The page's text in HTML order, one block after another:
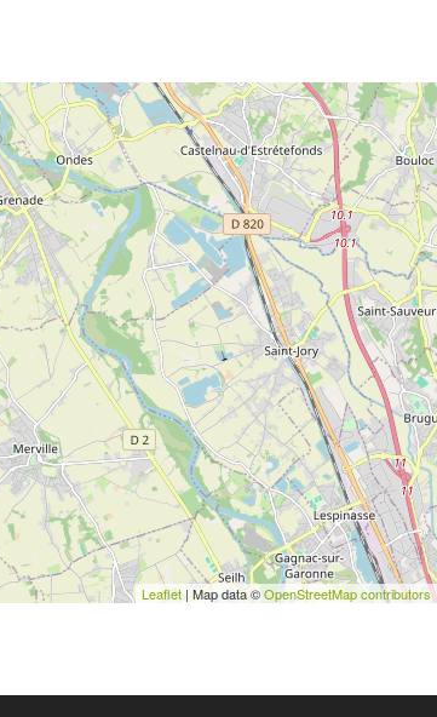
Leaflet | Map data ©OpenStreetMap contributors